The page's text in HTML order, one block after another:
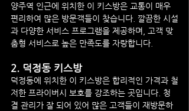
양주역 인근에 위치한 이 키스방은 교통이 매우
편리하여 많은 방문객들이 찾습니다. 깔끔한 시설
과 다양한 서비스 프로그램을 제공하며, 고객 맞
춤형 서비스로 높은 만족도를 자랑합니다.
2. 덕정동 키스방
덕정동에 위치한 이 키스방은 합리적인 가격과 철
저한 프라이버시 보호를 강조하는 곳입니다. 청
결 관리가 잘 되어 있어 많은 고객들이 재방문하